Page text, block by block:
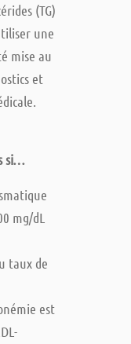
(TG)
une
mise au
et
si…
mg/dL
taux de
est